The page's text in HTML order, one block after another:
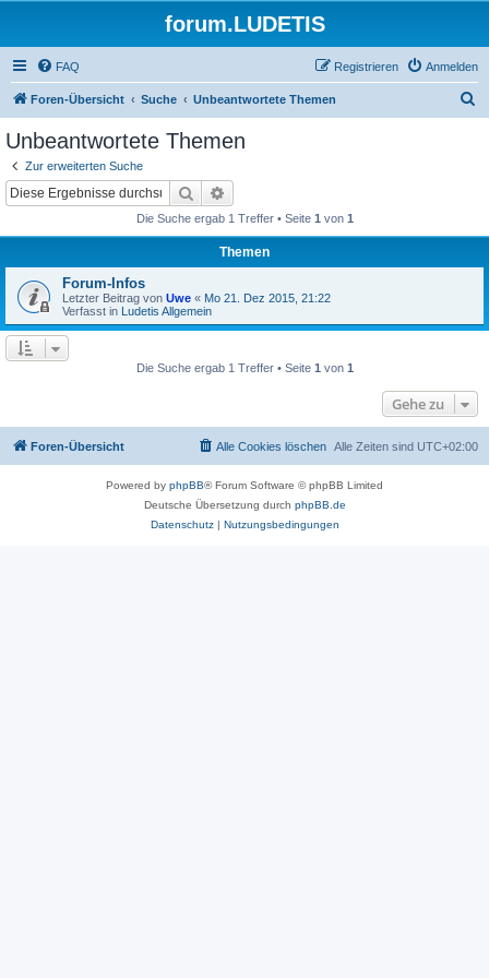
forum.LUDETIS
FAQ Anmelden
Registrieren
Foren-Übersicht Suche Unbeantwortete Themen
Unbeantwortete Themen
Zur erweiterten Suche
Suche
Die Suche ergab 1 Treffer • Seite 1 von 1
Themen
Forum-Infos
Letzter Beitrag von Uwe « Mo 21. Dez 2015, 21:22
Verfasst in Ludetis Allgemein
Die Suche ergab 1 Treffer • Seite 1 von 1
Gehe zu
Foren-Übersicht Alle Zeiten sind UTC+02:00
Alle Cookies löschen
Powered by phpBB® Forum Software © phpBB Limited
Deutsche Übersetzung durch phpBB.de
Datenschutz| Nutzungsbedingungen